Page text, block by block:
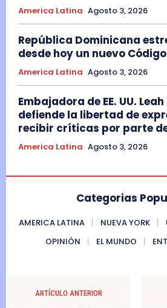
America Latina Agosto 3, 2026
República Dominicana
desde hoy un nuevo
America Latina Agosto 3, 2026
Embajadora de EE. UU.
defiende la libertad de
recibir críticas por parte
America Latina Agosto 3, 2026
Categorias
AMERICA LATINA NUEVA YORK
OPINIÓN
EL MUNDO
ARTÍCULO ANTERIOR